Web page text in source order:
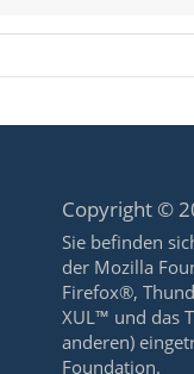
Copyright ©
Sie befinden
der Mozilla
Firefox®,
XUL™ und das
anderen)
Foundation.